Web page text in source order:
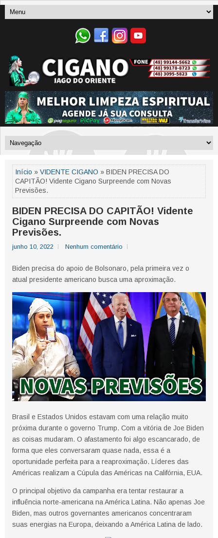
Início » VIDENTE CIGANO » BIDEN PRECISA DO
CAPITÃO! Vidente Cigano Surpreende com Novas
Previsões.
BIDEN PRECISA DO CAPITÃO! Vidente
Cigano Surpreende com Novas
Previsões.
junho 10, 2022 Nenhum comentário
Biden precisa do apoio de Bolsonaro, pela primeira vez o
atual presidente americano busca uma aproximação.
Brasil e Estados Unidos estavam com uma relação muito
próxima durante o governo Trump. Com a vitória de Joe Biden
as coisas mudaram. O afastamento foi algo escancarado, de
forma que eles conversaram quase nada, essa é a
oportunidade perfeita para a reaproximação. Líderes das
Américas realizam a Cúpula das Américas na Califórnia, EUA.
O principal objetivo da campanha era tentar restaurar a
influência norte-americana na América Latina. Não apenas Joe
Biden, mas outros governantes americanos concentraram
suas energias na Europa, deixando a América Latina de lado.